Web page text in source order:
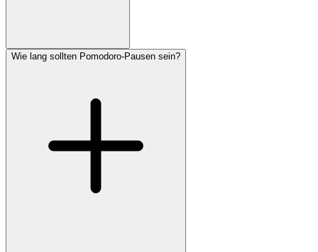
Wie lang sollten Pomodoro-Pausen sein?